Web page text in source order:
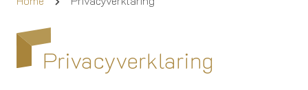
Privacyverklaring